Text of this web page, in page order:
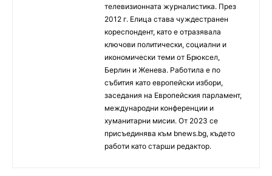
телевизионната журналистика. През
2012 г. Елица става чуждестранен
кореспондент, като е отразявала
ключови политически, социални и
икономически теми от Брюксел,
Берлин и Женева. Работила е по
събития като европейски избори,
заседания на Европейския парламент,
международни конференции и
хуманитарни мисии. От 2023 се
присъединява към bnews.bg, където
работи като старши редактор.